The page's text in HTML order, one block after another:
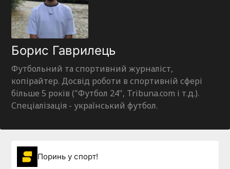
Борис Гаврилець
Футбольний та спортивний журналіст,
копірайтер. Досвід роботи в спортивній сфері
більше 5 років ("Футбол 24", Tribuna.com і т.д.).
Спеціалізація - український футбол.
Поринь у спорт!